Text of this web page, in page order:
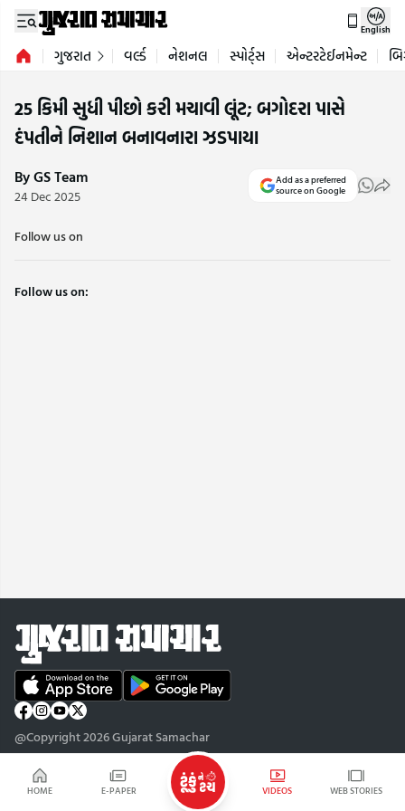
HOME E-PAPER VIDEOS WEB STORIES
English
ગુજરાત વર્લ્ડ નેશનલ સ્પોર્ટ્સ એન્ટરટેઈનમેન્ટ
25 કિમી સુધી પીછો કરી મચાવી લૂંટ; બગોદરા પાસે
દંપતીને નિશાન બનાવનારા ઝડપાયા
By GS Team
24 Dec 2025
Add as a preferred
source on Google
Follow us on
Follow us on:
@Copyright 2026 Gujarat Samachar